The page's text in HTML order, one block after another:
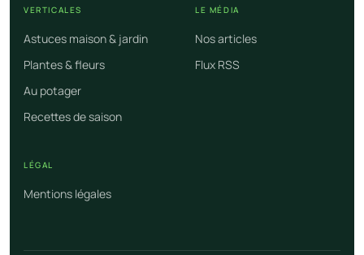
VERTICALES
Astuces maison & jardin
Plantes & fleurs
Au potager
Recettes de saison
LE MÉDIA
Nos articles
Flux RSS
LÉGAL
Mentions légales